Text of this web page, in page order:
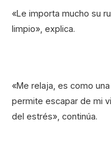
«Le importa mucho su
limpio», explica.
«Me relaja, es como
permite escapar de mi
del estrés», continúa.